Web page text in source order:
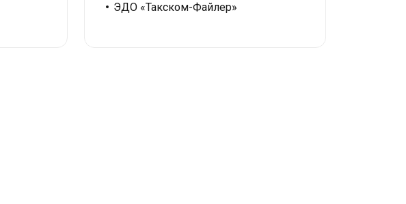
ЭДО «Такском-Файлер»